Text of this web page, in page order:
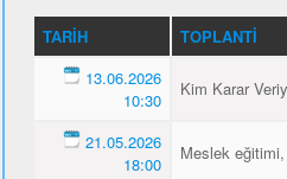
TARIH
TOPLANTI
13.06.2026
10:30
Kim Karar
21.05.2026
18:00
Meslek